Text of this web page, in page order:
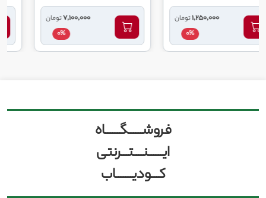
تومان
0%
7,100,000تومان
0%
فروشــــــگــــــاه
ایــــــنــــتـــرنتی
کـــودیـــــــاب